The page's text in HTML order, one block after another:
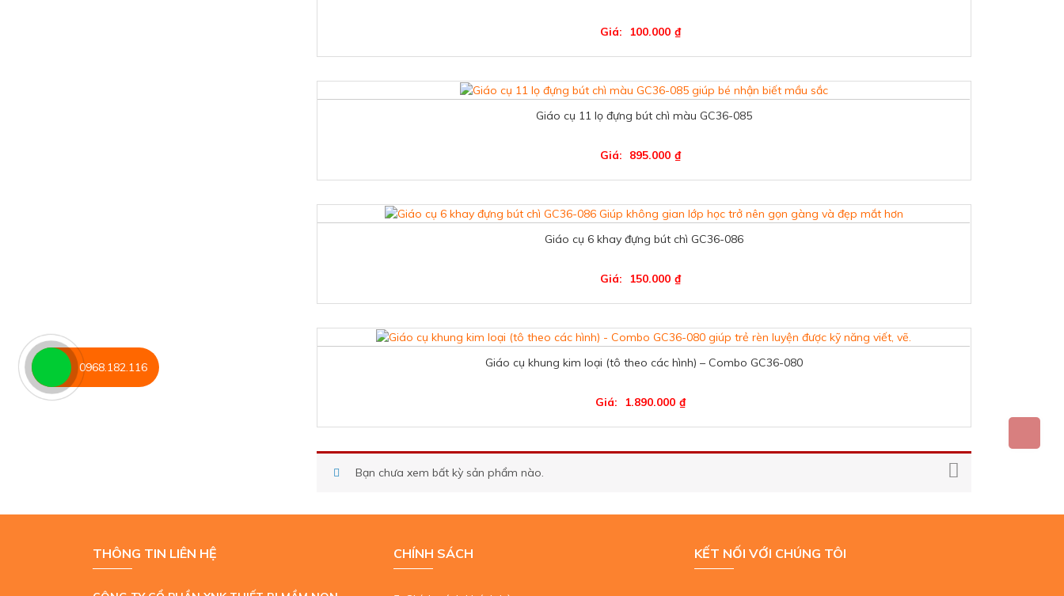
Giá: 100.000 ₫
Giáo cụ 11 lọ đựng bút chì màu GC36-085
Giá: 895.000 ₫
Giáo cụ 6 khay đựng bút chì GC36-086
Giá: 150.000 ₫
Giáo cụ khung kim loại (tô theo các hình) – Combo GC36-080
Giá: 1.890.000 ₫
Bạn chưa xem bất kỳ sản phẩm nào.
THÔNG TIN LIÊN HỆ CHÍNH SÁCH KẾT NỐI VỚI CHÚNG TÔI
0968.182.116